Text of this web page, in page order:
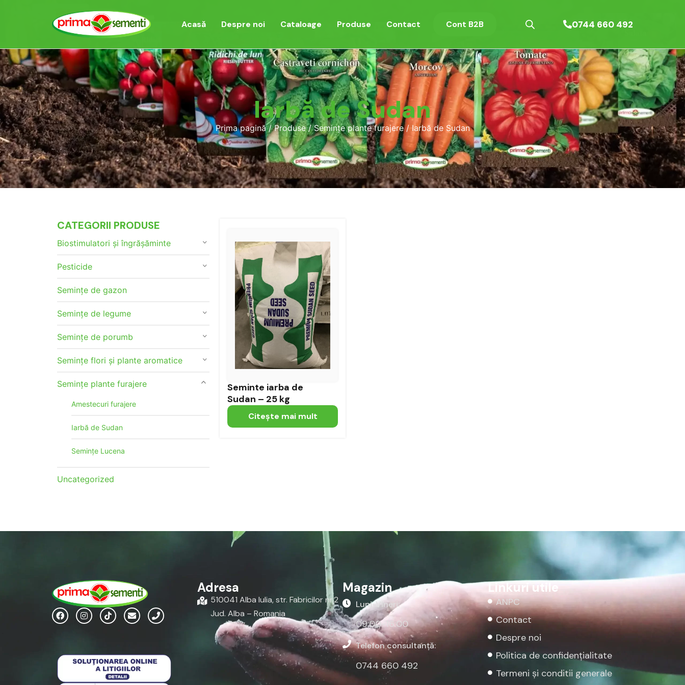
Acasă Despre noi Cataloage Produse Contact Cont B2B 0744 660 492
Iarbă de Sudan
Prima pagină/Produse/Semințe plante furajere/ Iarbă de Sudan
CATEGORII PRODUSE
Biostimulatori și îngrășăminte
Pesticide
Semințe de gazon
Semințe de legume
Semințe de porumb
Semințe flori și plante aromatice
Semințe plante furajere
Amestecuri furajere
Iarbă de Sudan
Semințe Lucena
Uncategorized
Seminte iarba de
Sudan – 25 kg
Citeşte mai mult
Adresa
510041 Alba Iulia, str. Fabricilor nr.2
Jud. Alba – Romania
Magazin
Luni-Vineri:
09:00-16:00
Telefon consultanță:
0744 660 492
Linkuri utile
ANPC
Contact
Despre noi
Politica de confidențialitate
Termeni și conditii generale